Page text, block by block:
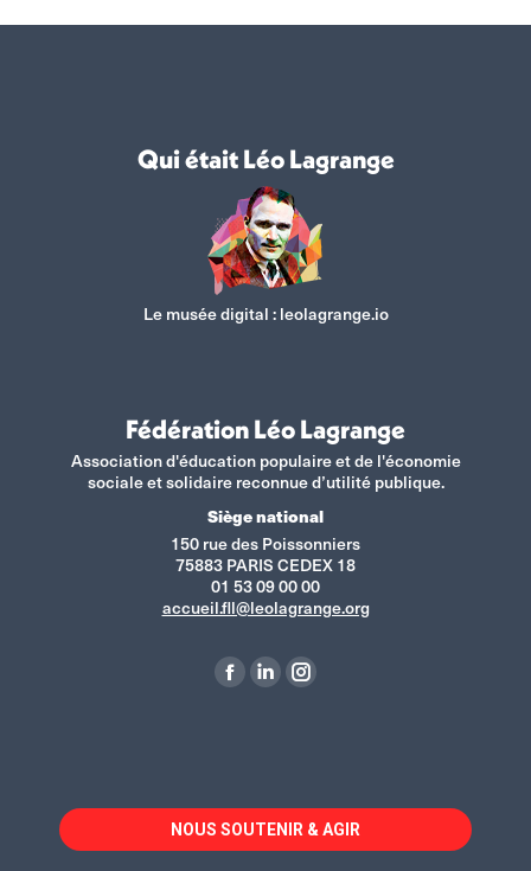
Qui était Léo Lagrange
Le musée digital :leolagrange.io
Fédération Léo Lagrange
Association d'éducation populaire et de l'économie
sociale et solidaire reconnue d’utilité publique.
Siège national
150 rue des Poissonniers
75883 PARIS CEDEX 18
01 53 09 00 00
accueil.fll@leolagrange.org
La
dans
une
La
dans
une
La
dans
une
NOUS SOUTENIR & AGIR